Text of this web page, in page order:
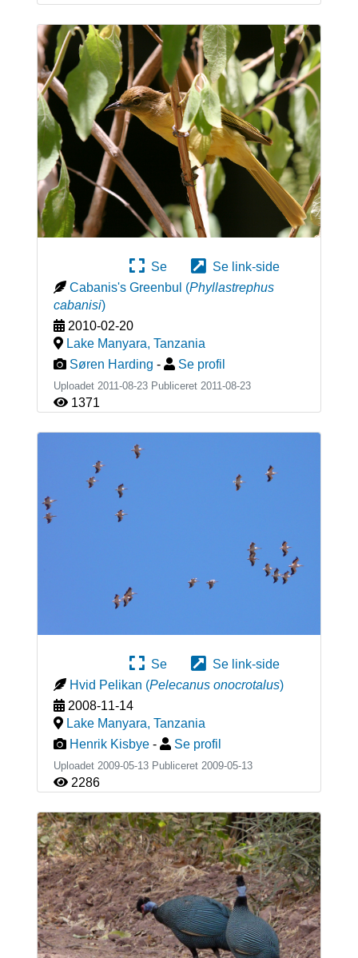
Se
Se link-side
Cabanis's Greenbul (Phyllastrephus
cabanisi)
2010-02-20
Lake Manyara, Tanzania
Søren Harding - Se profil
Uploadet 2011-08-23 Publiceret 2011-08-23
1371
Se
Se link-side
Hvid Pelikan (Pelecanus onocrotalus)
2008-11-14
Lake Manyara, Tanzania
Henrik Kisbye - Se profil
Uploadet 2009-05-13 Publiceret 2009-05-13
2286